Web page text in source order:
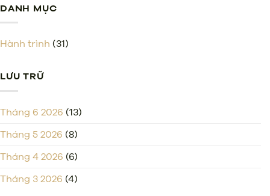
DANH MỤC
Hành trình (31)
LƯU TRỮ
Tháng 6 2026 (13)
Tháng 5 2026 (8)
Tháng 4 2026 (6)
Tháng 3 2026 (4)